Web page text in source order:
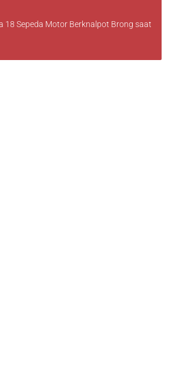
18 Sepeda Motor Berknalpot Brong saat